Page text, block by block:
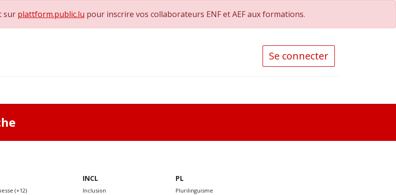
sur plattform.public.lu pour inscrire vos collaborateurs ENF et AEF aux formations.
Se connecter
(+12)
INCL
Inclusion
PL
Plurilinguisme